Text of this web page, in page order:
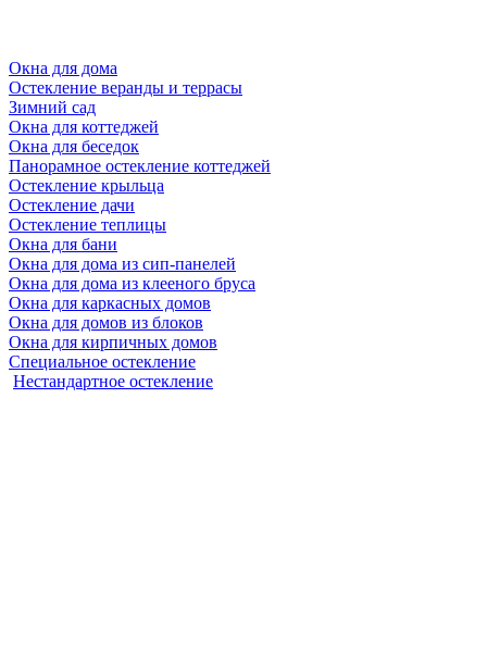
Окна для дома
Остекление веранды и террасы
Зимний сад
Окна для коттеджей
Окна для беседок
Панорамное остекление коттеджей
Остекление крыльца
Остекление дачи
Остекление теплицы
Окна для бани
Окна для дома из сип-панелей
Окна для дома из клееного бруса
Окна для каркасных домов
Окна для домов из блоков
Окна для кирпичных домов
Специальное остекление
Нестандартное остекление